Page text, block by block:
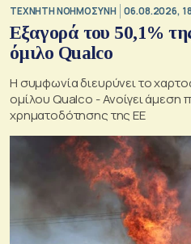
TΕΧΝΗΤΗ ΝΟΗΜΟΣΥΝΗ 06.08.2026,
Εξαγορά του 50,1%
όμιλο Qualco
Η συμφωνία διευρύνει το
ομίλου Qualco - Ανοίγει
χρηματοδότησης της ΕΕ